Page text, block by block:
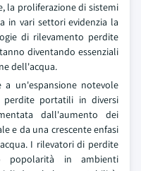
la proliferazione di sistemi
in vari settori evidenzia la
di rilevamento perdite
diventando essenziali
dell'acqua.
un'espansione notevole
perdite portatili in diversi
dall'aumento dei
e da una crescente enfasi
I rilevatori di perdite
popolarità in ambienti